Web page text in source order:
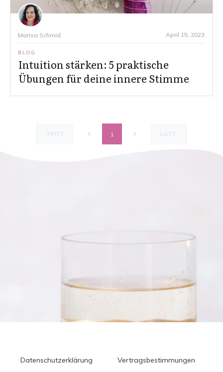
Marisa Schmid April 15, 2023
BLOG
Intuition stärken: 5 praktische
Übungen für deine innere Stimme
FIRST 1 LAST
Datenschutzerklärung
Vertragsbestimmungen